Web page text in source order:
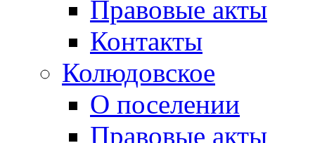
Правовые акты
Контакты
Колюдовское
О поселении
Правовые акты